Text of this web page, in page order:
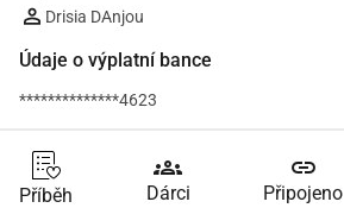
Drisia DAnjou
Údaje o výplatní bance
**************4623
Příběh
groups
Dárci
link
Připojeno